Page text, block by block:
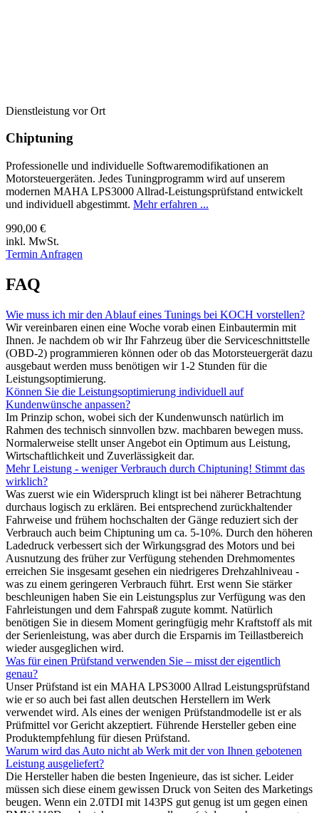
Dienstleistung vor Ort
Chiptuning
Professionelle und individuelle Softwaremodifikationen an
Motorsteuergeräten. Jedes Tuningprogramm wird auf unserem
modernen MAHA LPS3000 Allrad-Leistungsprüfstand entwickelt
und individuell abgestimmt. Mehr erfahren ...
990,00 €
inkl. MwSt.
Termin Anfragen
FAQ
Wie muss ich mir den Ablauf eines Tunings bei KOCH vorstellen?
Wir vereinbaren einen eine Woche vorab einen Einbautermin mit
Ihnen. Je nachdem ob wir Ihr Fahrzeug über die Serviceschnittstelle
(OBD-2) programmieren können oder ob das Motorsteuergerät dazu
ausgebaut werden muss benötigen wir 1-2 Stunden für die
Leistungsoptimierung.
Können Sie die Leistungsoptimierung individuell auf
Kundenwünsche anpassen?
Im Prinzip schon, wobei sich der Kundenwunsch natürlich im
Rahmen des technisch sinnvollen bzw. machbaren bewegen muss.
Normalerweise stellt unser Angebot ein Optimum aus Leistung,
Wirtschaftlichkeit und Zuverlässigkeit dar.
Mehr Leistung - weniger Verbrauch durch Chiptuning! Stimmt das
wirklich?
Was zuerst wie ein Widerspruch klingt ist bei näherer Betrachtung
durchaus logisch zu erklären. Bei entsprechend zurückhaltender
Fahrweise und frühem hochschalten der Gänge reduziert sich der
Verbrauch auch beim Chiptuning um ca. 5-10%. Durch den höheren
Ladedruck verbessert sich der Wirkungsgrad des Motors und bei
Ausnutzung des früher zur Verfügung stehenden Drehmomentes
erreichen Sie insgesamt gesehen ein niedrigeres Drehzahlniveau -
was zu einem geringeren Verbrauch führt. Erst wenn Sie stärker
beschleunigen haben Sie ein Leistungsplus zur Verfügung was den
Fahrleistungen und dem Fahrspaß zugute kommt. Natürlich
benötigen Sie in diesem Moment geringfügig mehr Kraftstoff als mit
der Serienleistung, was aber durch die Ersparnis im Teillastbereich
wieder ausgeglichen wird.
Was für einen Prüfstand verwenden Sie – misst der eigentlich
genau?
Unser Prüfstand ist ein MAHA LPS3000 Allrad Leistungsprüfstand
wie er so auch bei fast allen deutschen Herstellern im Werk
verwendet wird. Als eines der wenigen Prüfstandmodelle ist er als
Prüfmittel vor Gericht akzeptiert. Führende Hersteller geben eine
Produktempfehlung für diesen Prüfstand.
Warum wird das Auto nicht ab Werk mit der von Ihnen gebotenen
Leistung ausgeliefert?
Die Hersteller haben die besten Ingenieure, das ist sicher. Leider
müssen sich diese einem gewissen Druck von Seiten des Marketings
beugen. Wenn ein 2.0TDI mit 143PS gut genug ist um gegen einen